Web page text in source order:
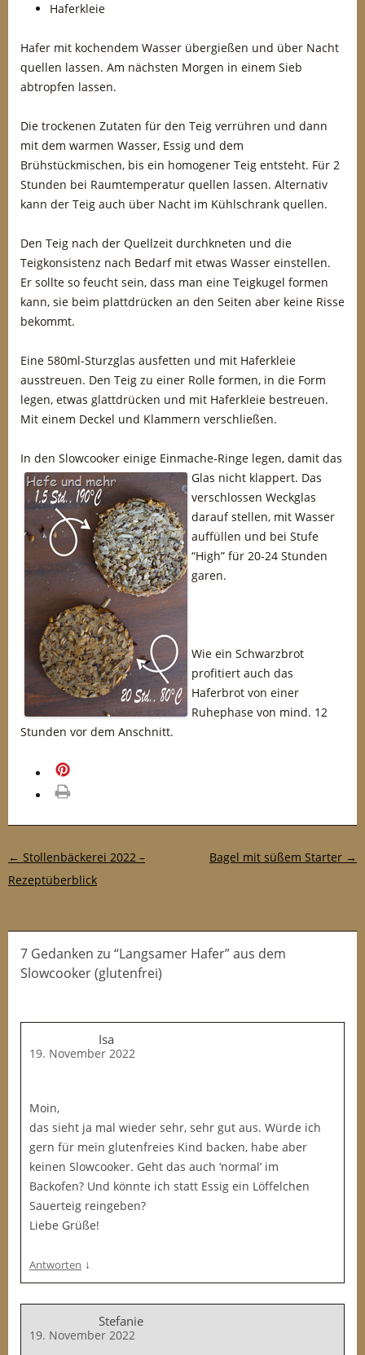
Haferkleie
Hafer mit kochendem Wasser übergießen und über Nacht
quellen lassen. Am nächsten Morgen in einem Sieb
abtropfen lassen.
Die trockenen Zutaten für den Teig verrühren und dann
mit dem warmen Wasser, Essig und dem
Brühstückmischen, bis ein homogener Teig entsteht. Für 2
Stunden bei Raumtemperatur quellen lassen. Alternativ
kann der Teig auch über Nacht im Kühlschrank quellen.
Den Teig nach der Quellzeit durchkneten und die
Teigkonsistenz nach Bedarf mit etwas Wasser einstellen.
Er sollte so feucht sein, dass man eine Teigkugel formen
kann, sie beim plattdrücken an den Seiten aber keine Risse
bekommt.
Eine 580ml-Sturzglas ausfetten und mit Haferkleie
ausstreuen. Den Teig zu einer Rolle formen, in die Form
legen, etwas glattdrücken und mit Haferkleie bestreuen.
Mit einem Deckel und Klammern verschließen.
In den Slowcooker einige Einmache-Ringe legen, damit das
Glas nicht klappert. Das
verschlossen Weckglas
darauf stellen, mit Wasser
auffüllen und bei Stufe
“High” für 20-24 Stunden
garen.
Wie ein Schwarzbrot
profitiert auch das
Haferbrot von einer
Ruhephase von mind. 12
Stunden vor dem Anschnitt.
Post-Navigation
← Stollenbäckerei 2022 –
Rezeptüberblick
Bagel mit süßem Starter →
7 Gedanken zu “Langsamer Hafer” aus dem
Slowcooker (glutenfrei)
Isa
19. November 2022
Moin,
das sieht ja mal wieder sehr, sehr gut aus. Würde ich
gern für mein glutenfreies Kind backen, habe aber
keinen Slowcooker. Geht das auch ‘normal’ im
Backofen? Und könnte ich statt Essig ein Löffelchen
Sauerteig reingeben?
Liebe Grüße!
Antworten ↓
Stefanie
19. November 2022